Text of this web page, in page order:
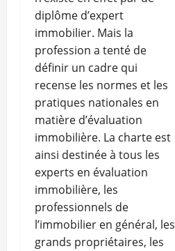
diplôme d’expert
immobilier. Mais la
profession a tenté de
définir un cadre qui
recense les normes et les
pratiques nationales en
matière d’évaluation
immobilière. La charte est
ainsi destinée à tous les
experts en évaluation
immobilière, les
professionnels de
l’immobilier en général, les
grands propriétaires, les